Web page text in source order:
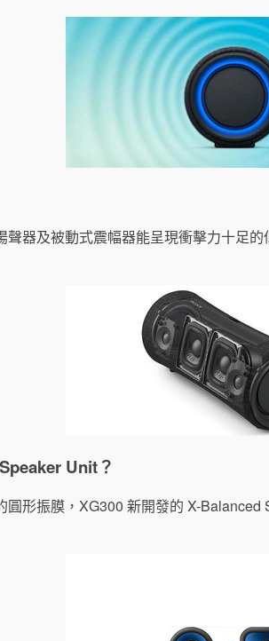
聲器及被動式震幅器能呈現衝擊力十足
Unit？
圓形振膜，XG300 新開發的 X-